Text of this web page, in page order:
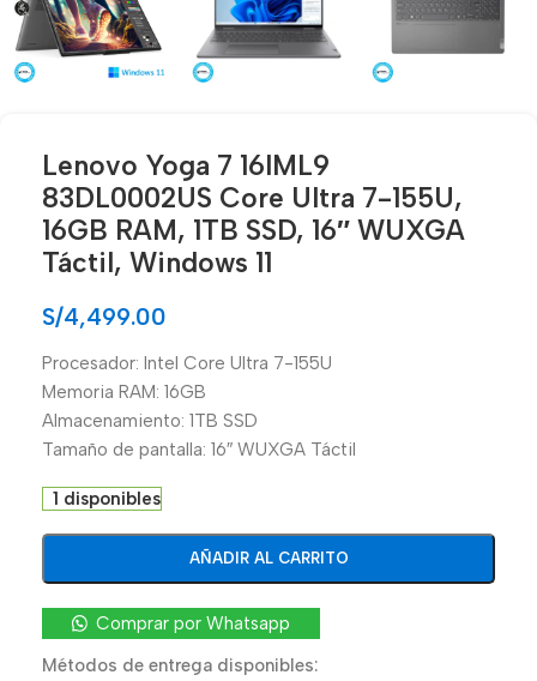
Lenovo Yoga 7 16IML9
83DL0002US Core Ultra 7-155U,
16GB RAM, 1TB SSD, 16″ WUXGA
Táctil, Windows 11
S/4,499.00
Procesador: Intel Core Ultra 7-155U
Memoria RAM: 16GB
Almacenamiento: 1TB SSD
Tamaño de pantalla: 16″ WUXGA Táctil
1 disponibles
AÑADIR AL CARRITO
Comprar por Whatsapp
Métodos de entrega disponibles: